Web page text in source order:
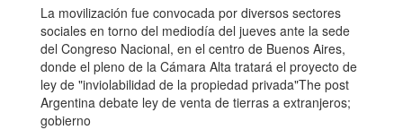
La movilización fue convocada por diversos sectores
sociales en torno del mediodía del jueves ante la sede
del Congreso Nacional, en el centro de Buenos Aires,
donde el pleno de la Cámara Alta tratará el proyecto de
ley de "inviolabilidad de la propiedad privada"The post
Argentina debate ley de venta de tierras a extranjeros;
gobierno